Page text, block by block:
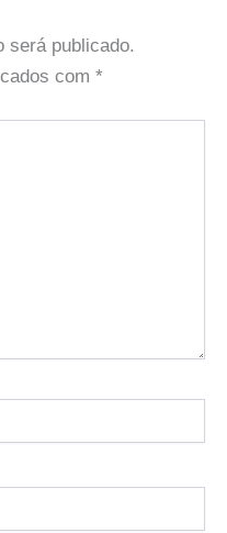
será publicado.
com *